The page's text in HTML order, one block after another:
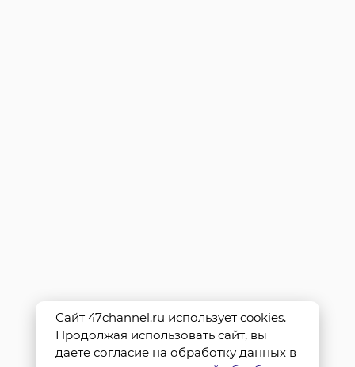
Сайт 47channel.ru использует cookies.
Продолжая использовать сайт, вы
даете согласие на обработку данных в